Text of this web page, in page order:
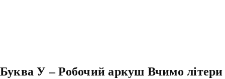
Буква У – Робочий аркуш Вчимо літери